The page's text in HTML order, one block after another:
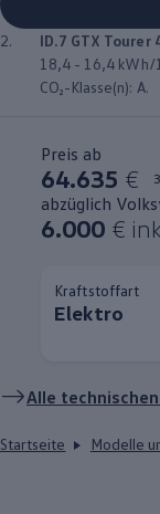
2. ID.7 GTX Tourer
18,4 - 16,4 kWh/
CO₂-Klasse(n): A.
Preis ab
64.635 € 3
abzüglich
6.000 €
Kraftstoffart
Elektro
Alle
Startseite Modelle